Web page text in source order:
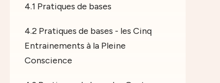
4.1 Pratiques de bases
4.2 Pratiques de bases - les Cinq
Entrainements à la Pleine
Conscience